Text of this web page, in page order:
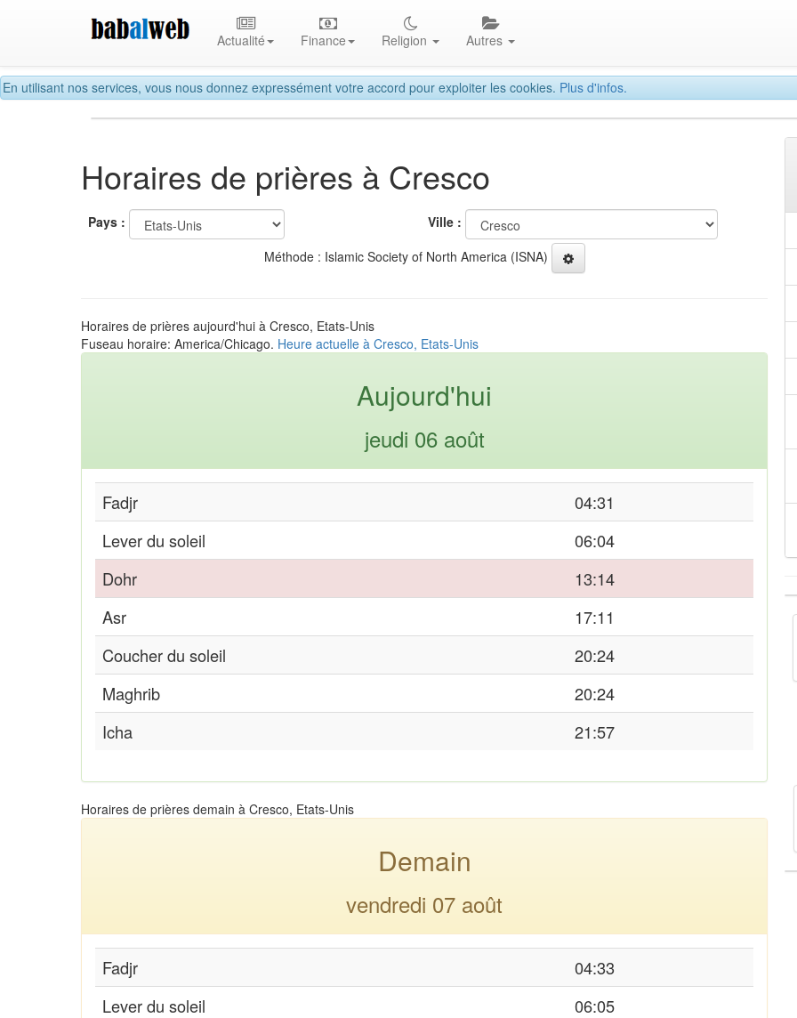
En utilisant nos services, vous nous donnez expressément votre accord pour exploiter les cookies. Plus d'infos.
Actualité Finance Religion Autres
Horaires de prières à Cresco
Pays :
Ville :
Méthode : Islamic Society of North America (ISNA)
Horaires de prières aujourd'hui à Cresco, Etats-Unis
Fuseau horaire: America/Chicago. Heure actuelle à Cresco, Etats-Unis
Aujourd'hui
jeudi 06 août
Fadjr
04:31
Lever du soleil
06:04
Dohr
13:14
Asr
17:11
Coucher du soleil
20:24
Maghrib
20:24
Icha
21:57
Horaires de prières demain à Cresco, Etats-Unis
Demain
vendredi 07 août
Fadjr
04:33
Lever du soleil
06:05